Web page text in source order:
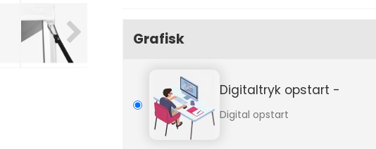
Grafisk
Digitaltryk opstart -
Digital opstart